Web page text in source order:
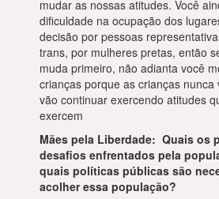
mudar as nossas atitudes. Você
dificuldade na ocupação dos
decisão por pessoas
trans, por mulheres pretas, então
muda primeiro, não adianta você
crianças porque as crianças nunca
vão continuar exercendo atitudes
exercem
Mães pela Liberdade: Quais os
desafios enfrentados pela
quais políticas públicas são
acolher essa população?